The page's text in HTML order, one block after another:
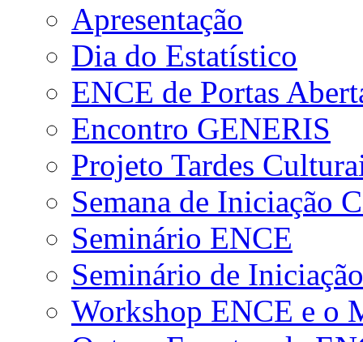
Apresentação
Dia do Estatístico
ENCE de Portas
Encontro GENERIS
Projeto Tardes
Semana de Iniciação
Seminário ENCE
Seminário de
Workshop ENCE e o